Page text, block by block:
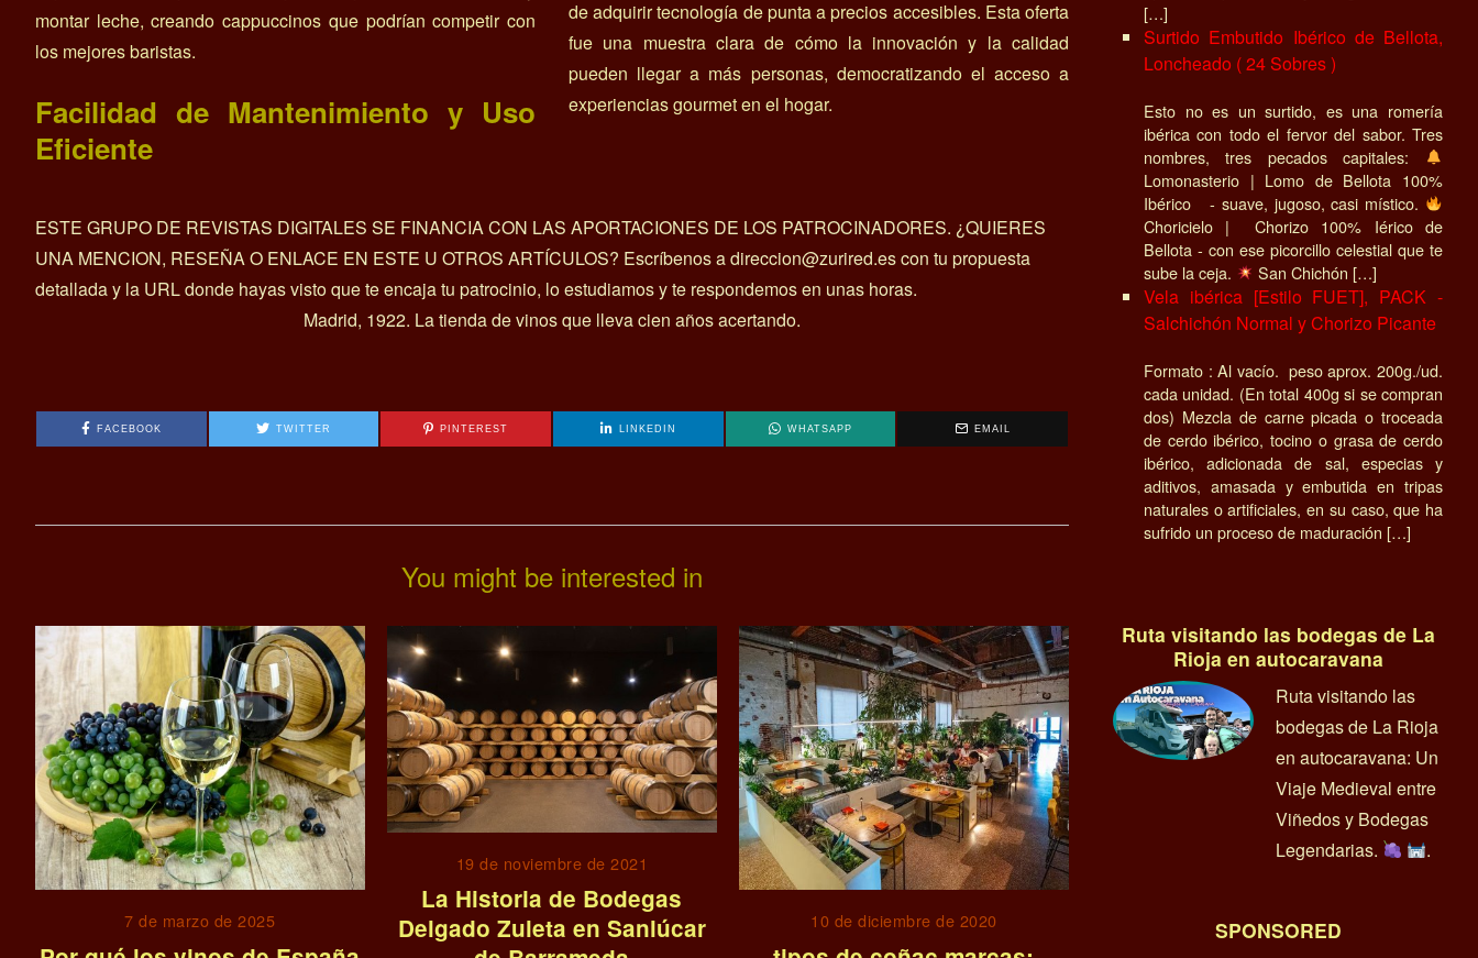
montar leche, creando cappuccinos que podrían competir con
los mejores baristas.
Facilidad de Mantenimiento y Uso
Eficiente
de adquirir tecnología de punta a precios accesibles. Esta oferta
fue una muestra clara de cómo la innovación y la calidad
pueden llegar a más personas, democratizando el acceso a
experiencias gourmet en el hogar.
ESTE GRUPO DE REVISTAS DIGITALES SE FINANCIA CON LAS APORTACIONES DE LOS PATROCINADORES. ¿QUIERES
UNA MENCION, RESEÑA O ENLACE EN ESTE U OTROS ARTÍCULOS? Escríbenos a direccion@zurired.es con tu propuesta
detallada y la URL donde hayas visto que te encaja tu patrocinio, lo estudiamos y te respondemos en unas horas.
Madrid, 1922. La tienda de vinos que lleva cien años acertando.
FACEBOOK TWITTER PINTEREST LINKEDIN WHATSAPP EMAIL
You might be interested in
7 de marzo de 2025
19 de noviembre de 2021
La Historia de Bodegas
Delgado Zuleta en Sanlúcar
10 de diciembre de 2020
[…]
Surtido Embutido Ibérico de Bellota,
Loncheado ( 24 Sobres )
Esto no es un surtido, es una romería
ibérica con todo el fervor del sabor. Tres
nombres, tres pecados capitales:
Lomonasterio | Lomo de Bellota 100%
Ibérico - suave, jugoso, casi místico.
Choricielo | Chorizo 100% Iérico de
Bellota - con ese picorcillo celestial que te
sube la ceja.
San Chichón […]
Vela ibérica [Estilo FUET], PACK -
Salchichón Normal y Chorizo Picante
Formato : Al vacío. peso aprox. 200g./ud.
cada unidad. (En total 400g si se compran
dos) Mezcla de carne picada o troceada
de cerdo ibérico, tocino o grasa de cerdo
ibérico, adicionada de sal, especias y
aditivos, amasada y embutida en tripas
naturales o artificiales, en su caso, que ha
sufrido un proceso de maduración […]
Ruta visitando las bodegas de La
Rioja en autocaravana
Ruta visitando las
bodegas de La Rioja
en autocaravana: Un
Viaje Medieval entre
Viñedos y Bodegas
Legendarias.
.
SPONSORED